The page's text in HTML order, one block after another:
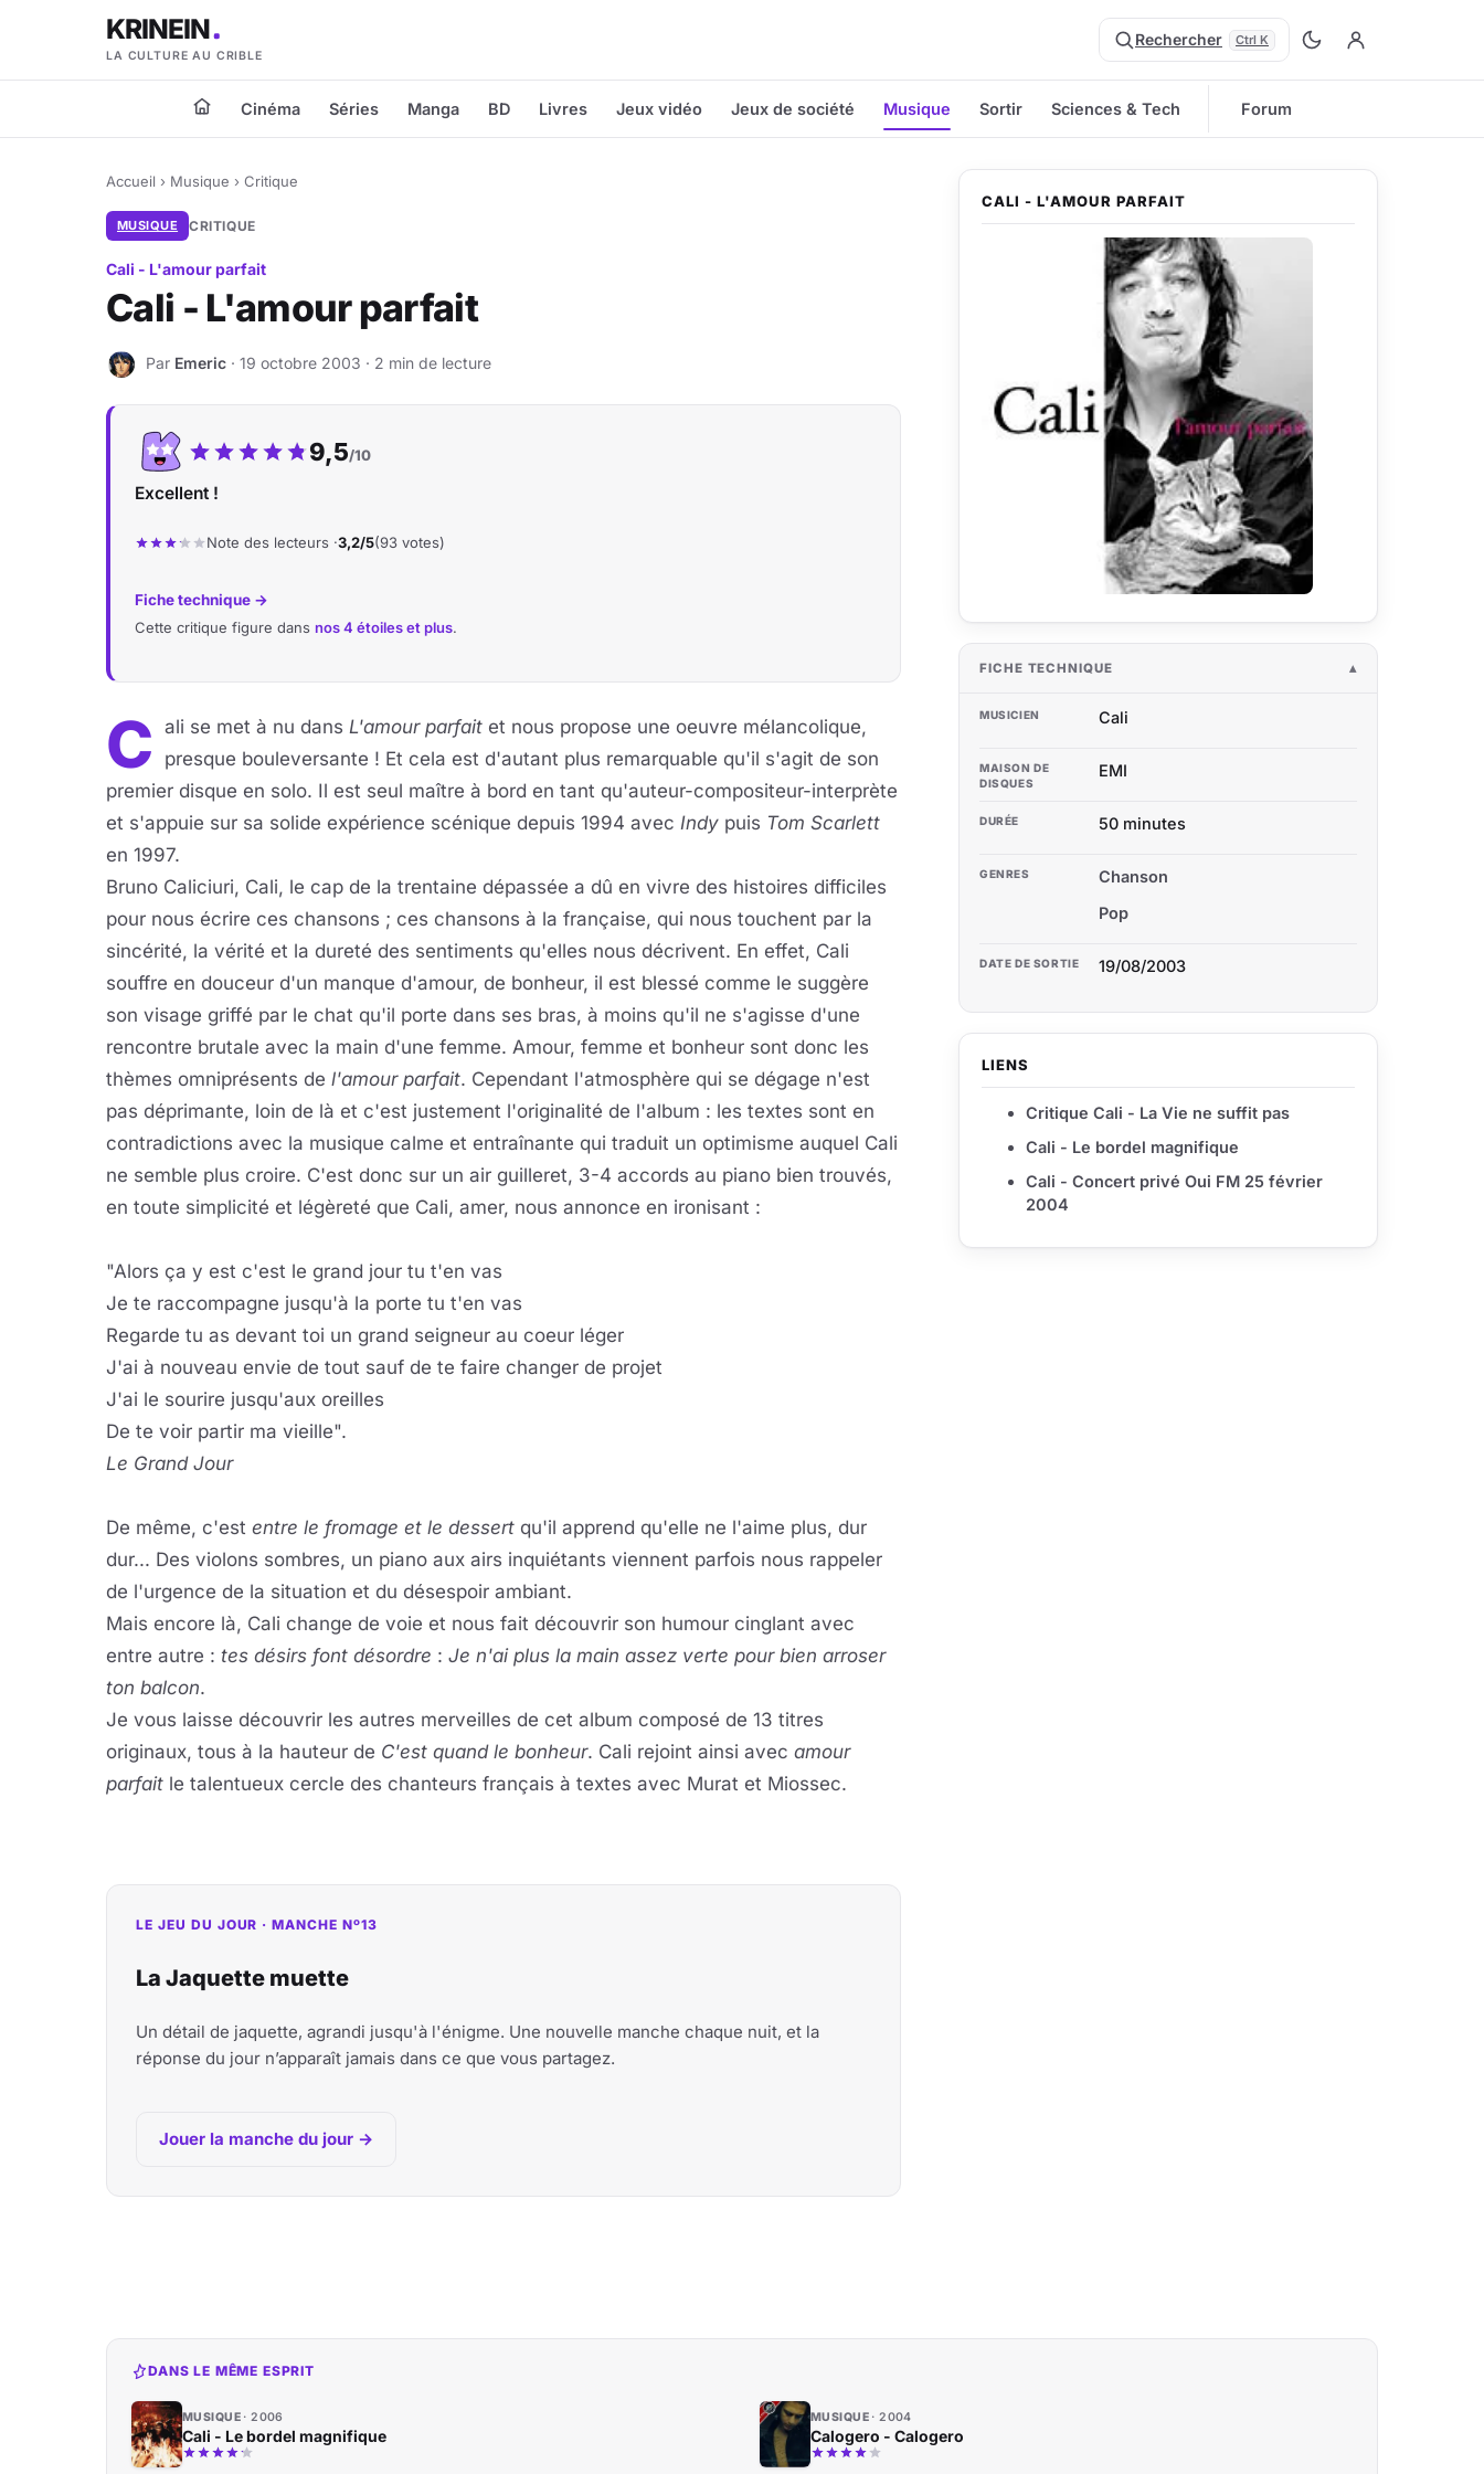
KRINEIN
LA CULTURE AU CRIBLE
Rechercher Ctrl K
Cinéma Séries Manga BD Livres Jeux vidéo Jeux de société Musique Sortir Sciences & Tech Forum
Accueil › Musique › Critique
MUSIQUE CRITIQUE
Cali - L'amour parfait
Cali - L'amour parfait
E Par Emeric · 19 octobre 2003 · 2 min de lecture
Notre note :
9,5/10
Excellent !
Note des lecteurs ·3,2/5(93 votes)
Fiche technique →
Cette critique figure dans nos 4 étoiles et plus.
C ali se met à nu dans L'amour parfait et nous propose une oeuvre mélancolique,
presque bouleversante ! Et cela est d'autant plus remarquable qu'il s'agit de son
premier disque en solo. Il est seul maître à bord en tant qu'auteur-compositeur-interprète
et s'appuie sur sa solide expérience scénique depuis 1994 avec Indy puis Tom Scarlett
en 1997.
Bruno Caliciuri, Cali, le cap de la trentaine dépassée a dû en vivre des histoires difficiles
pour nous écrire ces chansons ; ces chansons à la française, qui nous touchent par la
sincérité, la vérité et la dureté des sentiments qu'elles nous décrivent. En effet, Cali
souffre en douceur d'un manque d'amour, de bonheur, il est blessé comme le suggère
son visage griffé par le chat qu'il porte dans ses bras, à moins qu'il ne s'agisse d'une
rencontre brutale avec la main d'une femme. Amour, femme et bonheur sont donc les
thèmes omniprésents de l'amour parfait. Cependant l'atmosphère qui se dégage n'est
pas déprimante, loin de là et c'est justement l'originalité de l'album : les textes sont en
contradictions avec la musique calme et entraînante qui traduit un optimisme auquel Cali
ne semble plus croire. C'est donc sur un air guilleret, 3-4 accords au piano bien trouvés,
en toute simplicité et légèreté que Cali, amer, nous annonce en ironisant :
"Alors ça y est c'est le grand jour tu t'en vas
Je te raccompagne jusqu'à la porte tu t'en vas
Regarde tu as devant toi un grand seigneur au coeur léger
J'ai à nouveau envie de tout sauf de te faire changer de projet
J'ai le sourire jusqu'aux oreilles
De te voir partir ma vieille".
Le Grand Jour
De même, c'est entre le fromage et le dessert qu'il apprend qu'elle ne l'aime plus, dur
dur... Des violons sombres, un piano aux airs inquiétants viennent parfois nous rappeler
de l'urgence de la situation et du désespoir ambiant.
Mais encore là, Cali change de voie et nous fait découvrir son humour cinglant avec
entre autre : tes désirs font désordre : Je n'ai plus la main assez verte pour bien arroser
ton balcon.
Je vous laisse découvrir les autres merveilles de cet album composé de 13 titres
originaux, tous à la hauteur de C'est quand le bonheur. Cali rejoint ainsi avec amour
parfait le talentueux cercle des chanteurs français à textes avec Murat et Miossec.
LE JEU DU JOUR · MANCHE Nº13
La Jaquette muette
Un détail de jaquette, agrandi jusqu'à l'énigme. Une nouvelle manche chaque nuit, et la
réponse du jour n’apparaît jamais dans ce que vous partagez.
Jouer la manche du jour →
CALI - L'AMOUR PARFAIT
FICHE TECHNIQUE
MUSICIEN Cali
MAISON DE
DISQUES
EMI
DURÉE 50 minutes
GENRES
Chanson
Pop
DATE DE SORTIE 19/08/2003
LIENS
Critique Cali - La Vie ne suffit pas
Cali - Le bordel magnifique
Cali - Concert privé Oui FM 25 février
2004
DANS LE MÊME ESPRIT
MUSIQUE 2006
Cali - Le bordel magnifique
MUSIQUE 2004
Calogero - Calogero